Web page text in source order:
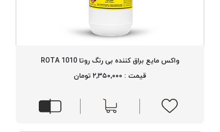
واکس مایع براق کننده بی رنگ روتا 1010 ROTA
قیمت : ۲,۳۵۰,۰۰۰ تومان